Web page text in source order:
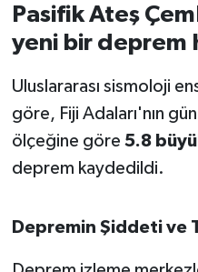
Pasifik Ateş
yeni bir deprem
Uluslararası sismoloji
göre, Fiji Adaları'nın
ölçeğine göre 5.8
deprem kaydedildi.
Depremin Şiddeti ve
Gönen
İvrindi
KENT GÜNDEMİ